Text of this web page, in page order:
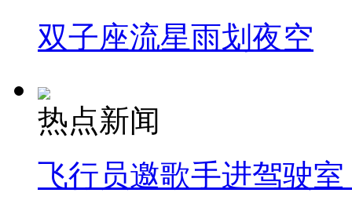
双子座流星雨划夜空
热点新闻
飞行员邀歌手进驾驶